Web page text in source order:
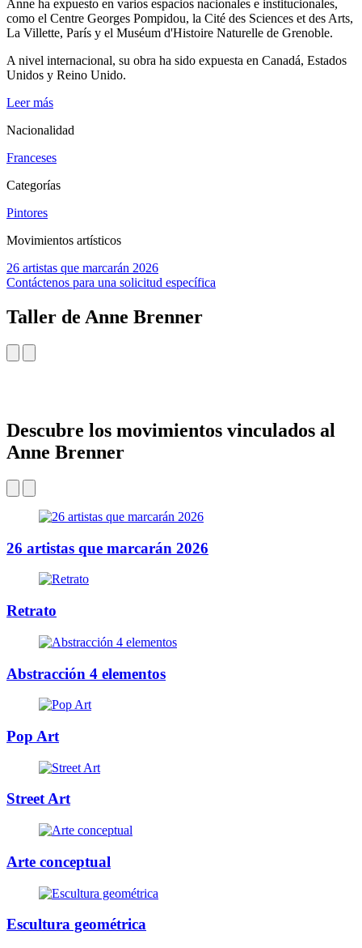
Anne ha expuesto en varios espacios nacionales e institucionales,
como el Centre Georges Pompidou, la Cité des Sciences et des Arts,
La Villette, París y el Muséum d'Histoire Naturelle de Grenoble.
A nivel internacional, su obra ha sido expuesta en Canadá, Estados
Unidos y Reino Unido.
Leer más
Nacionalidad
Franceses
Categorías
Pintores
Movimientos artísticos
26 artistas que marcarán 2026
Contáctenos para una solicitud específica
Taller de Anne Brenner
Descubre los movimientos vinculados al
Anne Brenner
26 artistas que marcarán 2026
Retrato
Abstracción 4 elementos
Pop Art
Street Art
Arte conceptual
Escultura geométrica